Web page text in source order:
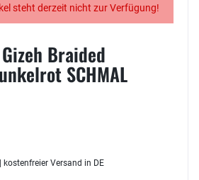
steht derzeit nicht zur Verfügung!
Braided
SCHMAL
kostenfreier Versand in DE